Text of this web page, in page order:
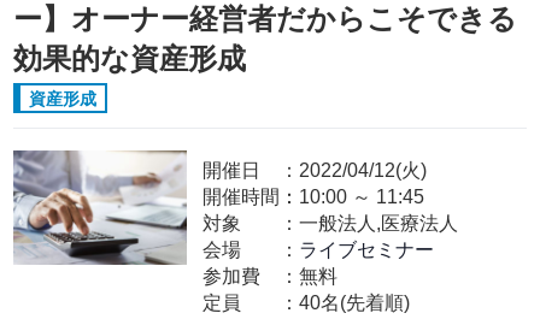
ー】オーナー経営者だからこそできる
効果的な資産形成
資産形成
開催日
2022/04/12(火)
開催時間： 10:00～ 11:45
対象
一般法人,医療法人
会場
ライブセミナー
参加費
無料
定員
40名(先着順)